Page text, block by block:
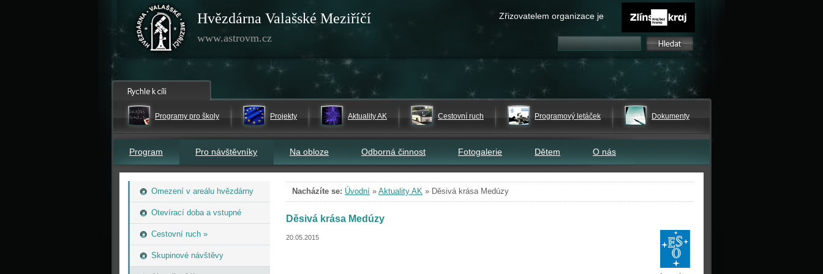
Hvězdárna Valašské Meziříčí
www.astrovm.cz
Zřizovatelem organizace je
Programy pro školy Projekty Aktuality AK Cestovní ruch Programový letáček Dokumenty
Program Pro návštěvníky Na obloze Odborná činnost Fotogalerie Dětem O nás
Omezení v areálu hvězdárny
Otevírací doba a vstupné
Cestovní ruch »
Skupinové návštěvy
Nacházíte se: Úvodní » Aktuality AK » Děsivá krása Medúzy
Děsivá krása Medúzy
20.05.2015